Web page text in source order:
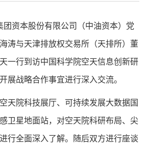
团资本股份有限公司（中油资本）党
涛与天津排放权交易所（天排所）董
一行到访中国科学院空天信息创新研
展战略合作事宜进行深入交流。
天院科技展厅、可持续发展大数据国
卫星地面站，对空天院科研布局、尖
行全面深入了解。随后双方进行座谈